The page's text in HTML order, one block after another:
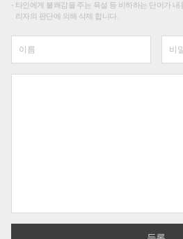
타인에게 불쾌감을 주는 욕설 등 비하하는 단어가
리자의 판단에 의해 삭제 합니다.